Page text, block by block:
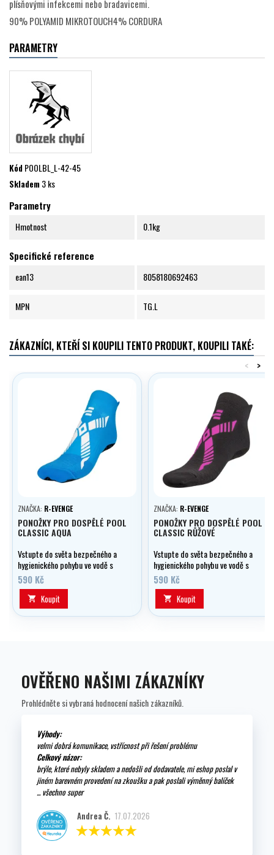
plísňovými infekcemi nebo bradavicemi.
90% POLYAMID MIKROTOUCH4% CORDURA
PARAMETRY
KódPOOLBL_L-42-45
Skladem3 ks
Parametry
Hmotnost 0.1kg
Specifické reference
ean13 8058180692463
MPN TG.L
ZÁKAZNÍCI, KTEŘÍ SI KOUPILI TENTO PRODUKT, KOUPILI TAKÉ:
>
<
ZNAČKA: R-EVENGE
PONOŽKY PRO DOSPĚLÉ POOL
CLASSIC AQUA
Vstupte do světa bezpečného a
hygienického pohybu ve vodě s
našimi novými protiskluzovými
ponožkami, které navíc disponují
účinnou antibakteriální ochranou!
590 Kč
 Koupit
ZNAČKA: R-EVENGE
PONOŽKY PRO DOSPĚLÉ POOL
CLASSIC RŮŽOVÉ
Vstupte do světa bezpečného a
hygienického pohybu ve vodě s
našimi novými protiskluzovými
ponožkami, které navíc disponují
účinnou antibakteriální ochranou!
590 Kč
 Koupit
OVĚŘENO NAŠIMI ZÁKAZNÍKY
Prohlédněte si vybraná hodnocení našich zákazníků.
Výhody:
velmi dobrá komunikace, vstřícnost při řešení problému
Celkový názor:
brýle, které nebyly skladem a nedošli od dodavatele, mi eshop poslal v
jiném barevném provedení na zkoušku a pak poslali výměnný balíček
... všechno super
Andrea Č. 17.07.2026